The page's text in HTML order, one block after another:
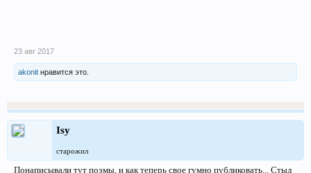
23 авг 2017
akonit нравится это.
Isy
старожил
Понаписывали тут поэмы, и как теперь свое гумно публиковать... Стыд